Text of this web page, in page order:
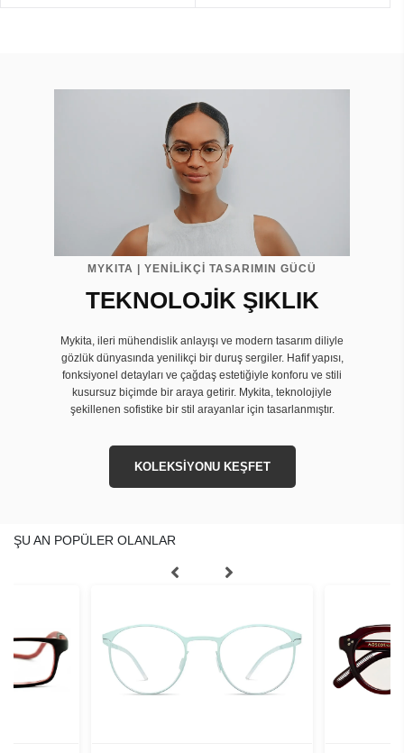
MYKITA | YENİLİKÇİ TASARIMIN GÜCÜ
TEKNOLOJİK ŞIKLIK
Mykita, ileri mühendislik anlayışı ve modern tasarım diliyle
gözlük dünyasında yenilikçi bir duruş sergiler. Hafif yapısı,
fonksiyonel detayları ve çağdaş estetiğiyle konforu ve stili
kusursuz biçimde bir araya getirir. Mykita, teknolojiyle
şekillenen sofistike bir stil arayanlar için tasarlanmıştır.
KOLEKSİYONU KEŞFET
ŞU AN POPÜLER OLANLAR